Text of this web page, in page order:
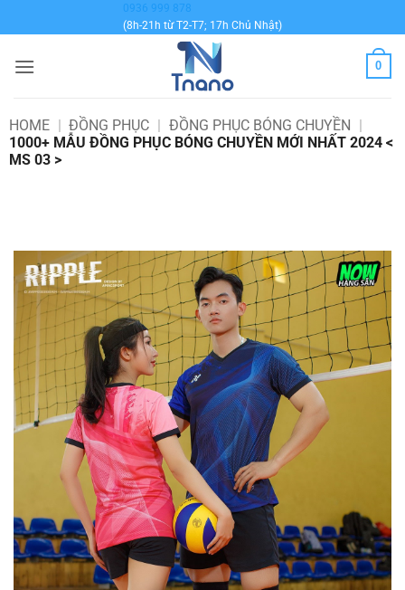
qua
dung
0936 999 878
(8h-21h từ T2-T7; 17h Chủ Nhật)
0
HOME | ĐỒNG PHỤC | ĐỒNG PHỤC BÓNG CHUYỀN |
1000+ MẪU ĐỒNG PHỤC BÓNG CHUYỀN MỚI NHẤT 2024 <
MS 03 >